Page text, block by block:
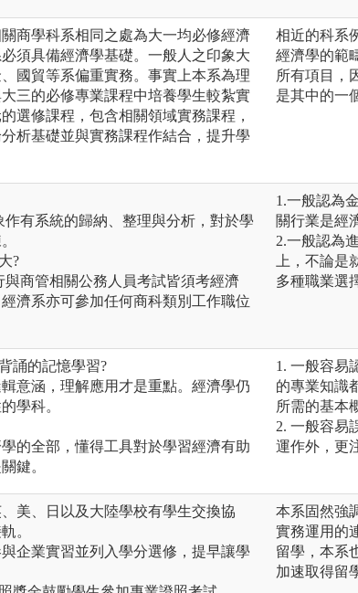
商學科系相同之處為大一均必修經濟
須具備經濟學基礎。一般人之印象大
國貿等系偏重實務。事實上本系為理
三的必修專業課程中培養學生較紮實
選修課程，包含相關領域實務課程，
析基礎並與實務課程作結合，提升學
相近的科系
經濟學的範
所有項目，
是其中的一
有系統的歸納、整理與分析，對於學
?
商管相關公務人員考試皆須考經濟
濟系亦可參加任何商科類別工作職位
1.一般認為
關行業是經
2.一般認為
上，不論
多種職業選
誦的記憶學習?
意涵，理解應用才是重點。經濟學仍
學科。
的全部，懂得工具對於學習經濟有助
鍵。
1. 一般容易
的專業知識
所需的基本
2. 一般容易
運作外，更
美、日以及大陸學校有學生交換協
。
企業實習並列入學分選修，提早讓學
本系固然強
實務運用的
留學，本系
加速取得留